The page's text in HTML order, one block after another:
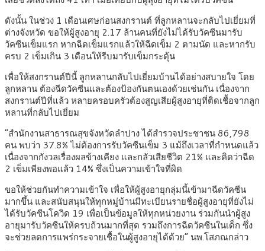
ดังนั้น ในช่วง 1 เดือนเศษก่อนสงกรานต์ ที่ลูกหลานจะกลับไปเยี่ยมที่
ต่างจังหวัด ขอให้ผู้สูงอายุ 2.17 ล้านคนที่ยังไม่ได้รับวัคซีนมารับ
วัคซีนเข็มแรก หากฉีดเข็มแรกแล้วให้ฉีดเข็ม 2 ตามนัด และหากรับ
ครบ 2 เข็มเกิน 3 เดือนให้รีบมารับเข็มกระตุ้น
เพื่อให้สงกรานต์ปีนี้ ลูกหลานกลับไปเยี่ยมบ้านได้อย่างสบายใจ โดย
ลูกหลาน ต้องฉีดวัคซีนและต้องป้องกันตนเองด้วยเช่นกัน เนื่องจาก
สงกรานต์ปีที่แล้ว หลายครอบครัวต้องสูญเสียผู้สูงอายุที่ติดเชื้อจากลูก
หลานที่กลับไปเยี่ยม
“สำนักงานสาธารณสุขจังหวัดลำปาง ได้สำรวจประชาชน 86,798
คน พบว่า 37.8% ไม่ต้องการรับวัคซีนเข็ม 3 แม้ถึงเวลาที่กำหนดแล้ว
เนื่องจากกังวลเรื่องผลข้างเคียง และกลัวเสียชีวิต 21% และคิดว่าฉีด
2 เข็มเพียงพอแล้ว 14% ซึ่งเป็นความเข้าใจที่ผิด
ขอให้ช่วยกันทำความเข้าใจ เพื่อให้ผู้สูงอายุกลุ่มนี้เข้ามาฉีดวัคซีน
มากขึ้น และสนับสนุนให้ทุกหมู่บ้านมีทะเบียนรายชื่อผู้สูงอายุที่ยังไม่
ได้รับวัคซีนโควิด 19 เพื่อเป็นข้อมูลให้ทุกหน่วยงาน ร่วมกันนำผู้สูง
อายุมารับวัคซีนให้ครบถ้วนมากที่สุด รวมถึงการฉีดวัคซีนในเด็ก ซึ่ง
จะช่วยลดการแพร่กระจายเชื้อในผู้สูงอายุได้ด้วย” นพ.โสภณกล่าว